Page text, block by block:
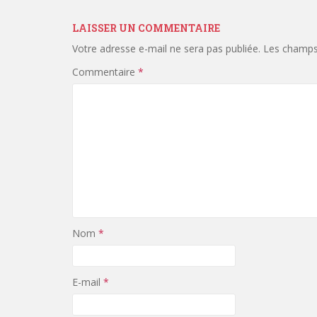
LAISSER UN COMMENTAIRE
Votre adresse e-mail ne sera pas publiée. Les
Commentaire *
Nom *
E-mail *